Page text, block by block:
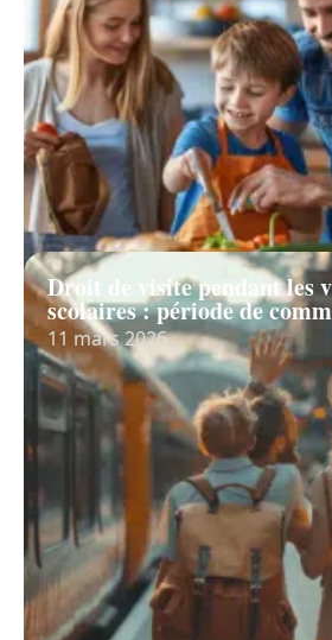
Droit de visite pendant les
scolaires : période de
11 mars 2026